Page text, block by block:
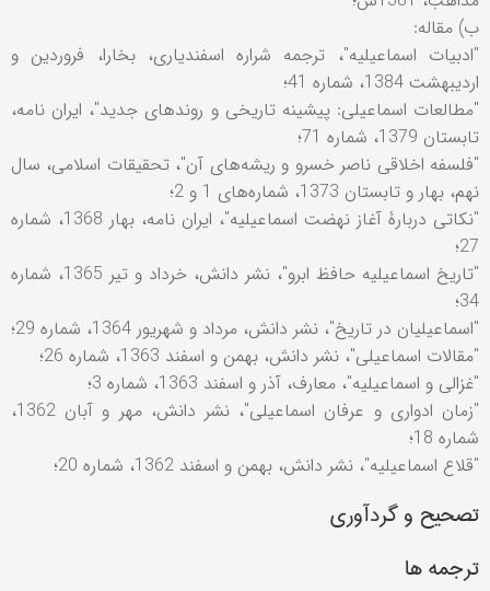
ب) مقاله:
"ادبيات اسماعيليه"، ترجمه شراره اسفندياری، بخارا، فروردين و
ارديبهشت 1384، شماره 41؛
"مطالعات اسماعيلی: پيشينه تاريخی و روندهای جديد"، ايران نامه،
تابستان 1379، شماره 71؛
"فلسفه اخلاقی ناصر خسرو و ريشه‌های آن"، تحقيقات اسلامی، سال
نهم، بهار و تابستان 1373، شماره‌های 1 و 2؛
"نکاتی دربارۀ آغاز نهضت اسماعيليه"، ايران نامه، بهار 1368، شماره
27؛
"تاريخ اسماعيلیه حافظ ابرو"، نشر دانش، خرداد و تير 1365، شماره
34؛
"اسماعيليان در تاريخ"، نشر دانش، مرداد و شهريور 1364، شماره 29؛
"مقالات اسماعيلی"، نشر دانش، بهمن و اسفند 1363، شماره 26؛
"غزالی و اسماعيليه"، معارف، آذر و اسفند 1363، شماره 3؛
"زمان ادواری و عرفان اسماعيلی"، نشر دانش، مهر و آبان 1362،
شماره 18؛
"قلاع اسماعيليه"، نشر دانش، بهمن و اسفند 1362، شماره 20؛
تصحیح و گردآوری
ترجمه ها